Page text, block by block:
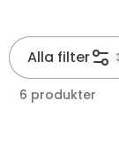
Alla filter
6 produkter